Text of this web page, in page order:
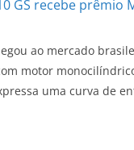
GS recebe
ao mercado
motor
uma curva de